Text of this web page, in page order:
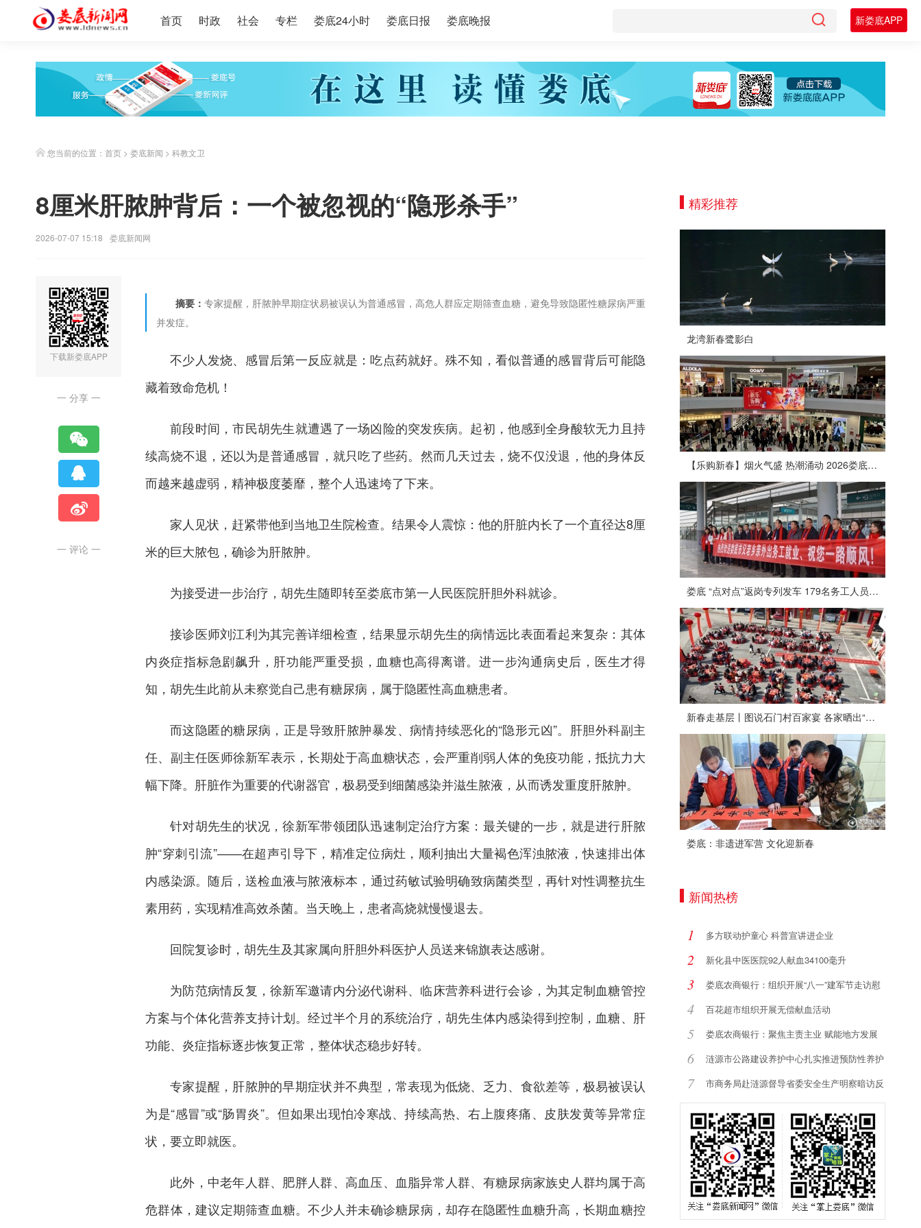
首页 时政 社会 专栏 娄底24小时 娄底日报 娄底晚报 新娄底APP
您当前的位置： 首页 > 娄底新闻 > 科教文卫
8厘米肝脓肿背后：一个被忽视的“隐形杀手”
2026-07-07 15:18 娄底新闻网
下载新娄底APP
一 分享 一
一 评论 一
摘要： 专家提醒，肝脓肿早期症状易被误认为普通感冒，高危人群应定期筛查血糖，避免导致隐匿性糖尿病严重
并发症。
不少人发烧、感冒后第一反应就是：吃点药就好。 殊不知，看似普通的感冒背后可能隐
藏着致命危机！
前段时间，市民胡先生就遭遇了一场凶险的突发疾病。起初，他感到全身酸软无力且持
续高烧不退，还以为是普通感冒，就只吃了些药。然而几天过去，烧不仅没退，他的身体反
而越来越虚弱，精神极度萎靡，整个人迅速垮了下来。
家人见状，赶紧带他到当地卫生院检查。结果令人震惊：他的肝脏内长了一个直径达8厘
米的巨大脓包，确诊为肝脓肿。
为接受进一步治疗，胡先生随即转至娄底市第一人民医院肝胆外科就诊。
接诊医师刘江利为其完善详细检查，结果显示胡先生的病情远比表面看起来复杂：其体
内炎症指标急剧飙升，肝功能严重受损，血糖也高得离谱。进一步沟通病史后，医生才得
知，胡先生此前从未察觉自己患有糖尿病，属于隐匿性高血糖患者。
而这隐匿的糖尿病，正是导致肝脓肿暴发、病情持续恶化的“隐形元凶”。肝胆外科副主
任、副主任医师徐新军表示，长期处于高血糖状态，会严重削弱人体的免疫功能，抵抗力大
幅下降。肝脏作为重要的代谢器官，极易受到细菌感染并滋生脓液，从而诱发重度肝脓肿。
针对胡先生的状况，徐新军带领团队迅速制定治疗方案：最关键的一步，就是进行肝脓
肿“穿刺引流”——在超声引导下，精准定位病灶，顺利抽出大量褐色浑浊脓液，快速排出体
内感染源。随后，送检血液与脓液标本，通过药敏试验明确致病菌类型，再针对性调整抗生
素用药，实现精准高效杀菌。当天晚上，患者高烧就慢慢退去。
回院复诊时，胡先生及其家属向肝胆外科医护人员送来锦旗表达感谢。
为防范病情反复，徐新军邀请内分泌代谢科、临床营养科进行会诊，为其定制血糖管控
方案与个体化营养支持计划。经过半个月的系统治疗，胡先生体内感染得到控制，血糖、肝
功能、炎症指标逐步恢复正常，整体状态稳步好转。
专家提醒，肝脓肿的早期症状并不典型，常表现为低烧、乏力、食欲差等，极易被误认
为是“感冒”或“肠胃炎”。但如果出现怕冷寒战、持续高热、右上腹疼痛、皮肤发黄等异常症
状，要立即就医。
此外，中老年人群、肥胖人群、高血压、血脂异常人群、有糖尿病家族史人群均属于高
危群体，建议定期筛查血糖。不少人并未确诊糖尿病，却存在隐匿性血糖升高，长期血糖控
精彩推荐
龙湾新春鹭影白
【乐购新春】烟火气盛 热潮涌动 2026娄底春节消费市场喜迎“开门红”
娄底 “点对点”返岗专列发车 179名务工人员免费赴沪
新春走基层丨图说石门村百家宴 各家晒出“拿手菜”
娄底：非遗进军营 文化迎新春
新闻热榜
1 多方联动护童心 科普宣讲进企业
2 新化县中医医院92人献血34100毫升
3 娄底农商银行：组织开展“八一”建军节走访慰
4 百花超市组织开展无偿献血活动
5 娄底农商银行：聚焦主责主业 赋能地方发展
6
涟源市公路建设养护中心扎实推进预防性养护
提7
市商务局赴涟源督导省委安全生产明察暗访反
馈